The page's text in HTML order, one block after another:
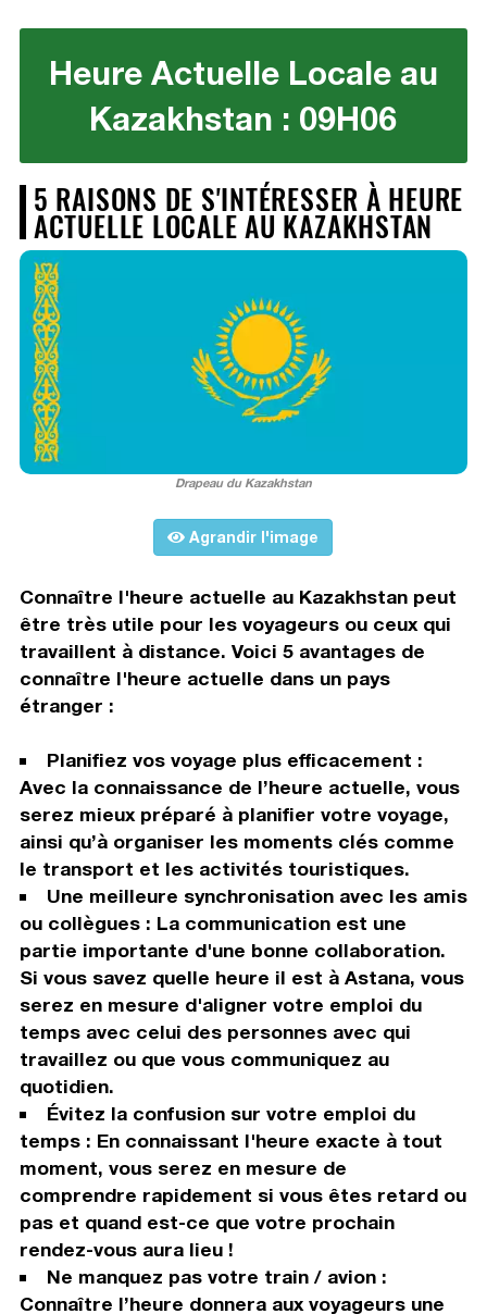
Heure Actuelle Locale au
Kazakhstan : 09H06
5 RAISONS DE S'INTÉRESSER À HEURE
ACTUELLE LOCALE AU KAZAKHSTAN
Drapeau du Kazakhstan
Agrandir l'image
Connaître l'heure actuelle au Kazakhstan peut
être très utile pour les voyageurs ou ceux qui
travaillent à distance. Voici 5 avantages de
connaître l'heure actuelle dans un pays
étranger :
Planifiez vos voyage plus efficacement :
Avec la connaissance de l’heure actuelle, vous
serez mieux préparé à planifier votre voyage,
ainsi qu’à organiser les moments clés comme
le transport et les activités touristiques.
Une meilleure synchronisation avec les amis
ou collègues : La communication est une
partie importante d'une bonne collaboration.
Si vous savez quelle heure il est à Astana, vous
serez en mesure d'aligner votre emploi du
temps avec celui des personnes avec qui
travaillez ou que vous communiquez au
quotidien.
Évitez la confusion sur votre emploi du
temps : En connaissant l'heure exacte à tout
moment, vous serez en mesure de
comprendre rapidement si vous êtes retard ou
pas et quand est-ce que votre prochain
rendez-vous aura lieu !
Ne manquez pas votre train / avion :
Connaître l’heure donnera aux voyageurs une